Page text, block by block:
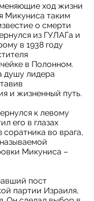
ход жизни
Микуниса таким
о смерти
из ГУЛАГа и
в 1938 году
в Полонном.
душу лидера
и жизненный путь.
к левому
его в глазах
во врага,
Микуниса –
пост
партии Израиля,